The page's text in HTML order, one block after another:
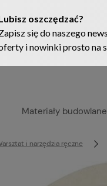
sklep@telmak.pl
Materiały budowlane
i narzędzia ręczne